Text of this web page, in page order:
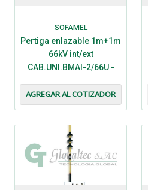
SOFAMEL
Pertiga enlazable 1m+1m
66kV int/ext
CAB.UNI.BMAI-2/66U -
AGREGAR AL COTIZADOR